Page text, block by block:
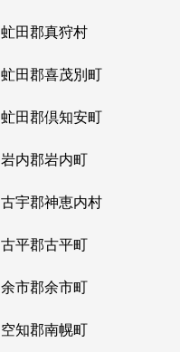
虻田郡真狩村
虻田郡喜茂別町
虻田郡倶知安町
岩内郡岩内町
古宇郡神恵内村
古平郡古平町
余市郡余市町
空知郡南幌町